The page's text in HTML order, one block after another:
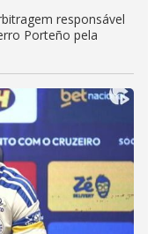
responsável
Porteño pela